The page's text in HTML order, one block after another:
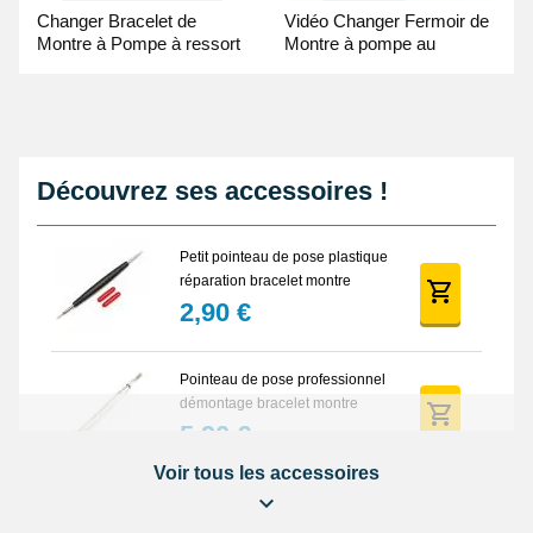
Changer Bracelet de
Montre à Pompe à ressort
Vidéo Changer Fermoir de
Montre à pompe au
Découvrez ses accessoires !
Petit pointeau de pose plastique
réparation bracelet montre
2,90 €
Pointeau de pose professionnel
démontage bracelet montre
5,90 €
Lot Outils Montre 12 pièces +
Voir tous les accessoires